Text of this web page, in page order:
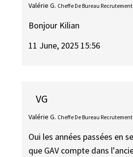
Valérie G. Cheffe De Bureau
Bonjour Kilian
11 June, 2025 15:56
VG
Valérie G. Cheffe De Bureau
Oui les années passées en
que GAV compte dans